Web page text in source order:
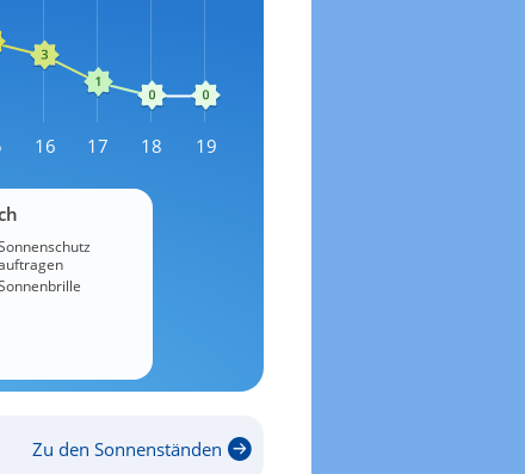
16 17 18 19
Zu den Sonnenständen